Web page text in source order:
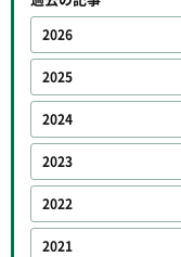
2026
2025
2024
2023
2022
2021